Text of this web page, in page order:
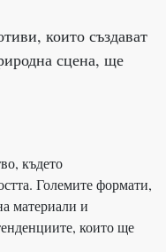
които създават
сцена, ще
където
Големите формати,
материали и
които ще